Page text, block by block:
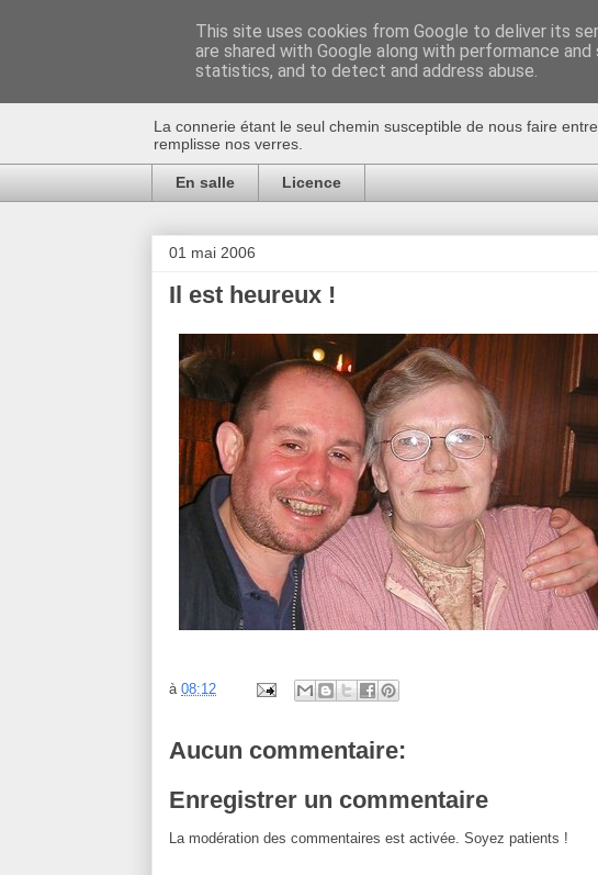
Au bistro !
La connerie étant le seul chemin susceptible de nous faire
remplisse nos verres.
En salle Licence
01 mai 2006
Il est heureux !
à 08:12
Aucun commentaire:
Enregistrer un commentaire
La modération des commentaires est activée. Soyez patients !
This site uses cookies from Google to deliver its
are shared with Google along with performance
statistics, and to detect and address abuse.